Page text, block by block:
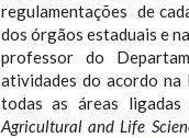
regulamentações de
dos órgãos estaduais e
professor do
atividades do acordo na
todas as áreas ligadas
Agricultural and Life